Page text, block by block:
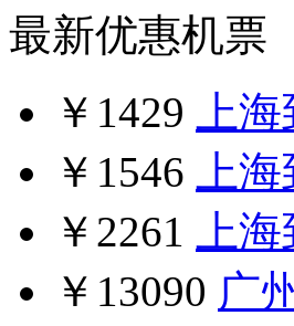
最新优惠机票
￥1429
上
￥1546
上
￥2261
上
￥13090 广